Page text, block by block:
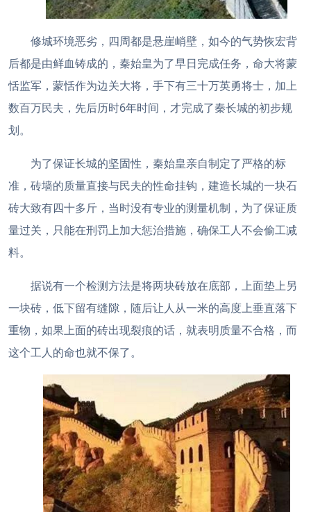
修城环境恶劣，四周都是悬崖峭壁，如今的气势恢宏背
后都是由鲜血铸成的，秦始皇为了早日完成任务，命大将蒙
恬监军，蒙恬作为边关大将，手下有三十万英勇将士，加上
数百万民夫，先后历时6年时间，才完成了秦长城的初步规
划。
为了保证长城的坚固性，秦始皇亲自制定了严格的标
准，砖墙的质量直接与民夫的性命挂钩，建造长城的一块石
砖大致有四十多斤，当时没有专业的测量机制，为了保证质
量过关，只能在刑罚上加大惩治措施，确保工人不会偷工减
料。
据说有一个检测方法是将两块砖放在底部，上面垫上另
一块砖，低下留有缝隙，随后让人从一米的高度上垂直落下
重物，如果上面的砖出现裂痕的话，就表明质量不合格，而
这个工人的命也就不保了。